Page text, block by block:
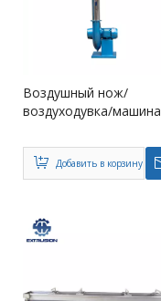
Воздушный нож/
воздуходувка/машина
пластика на
экструзионной линии
Добавить в корзину